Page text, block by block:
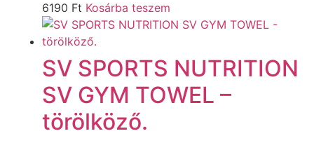
6190 Ft Kosárba teszem
SV SPORTS NUTRITION
SV GYM TOWEL –
törölköző.